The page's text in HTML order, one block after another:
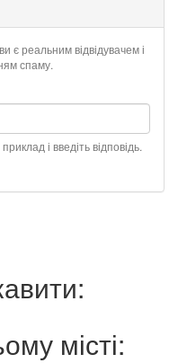
реальним відвідувачем і
спаму.
і введіть відповідь.
місті: